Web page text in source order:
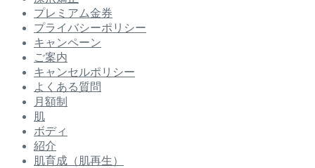
プレミアム金券
プライバシーポリシー
キャンペーン
ご案内
キャンセルポリシー
よくある質問
月額制
肌
ボディ
紹介
肌育成（肌再生）